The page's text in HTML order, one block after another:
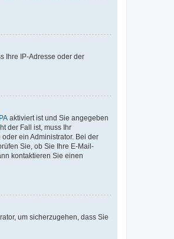
Ihre IP-Adresse oder der
aktiviert ist und Sie angegeben
der Fall ist, muss Ihr
ein Administrator. Bei der
Sie, ob Sie Ihre E-Mail-
kontaktieren Sie einen
um sicherzugehen, dass Sie